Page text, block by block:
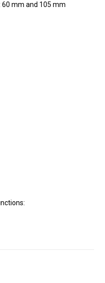
60 mm and 105 mm